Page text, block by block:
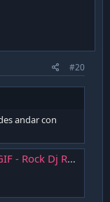
#20
andar con
- Discover & Share GIFs